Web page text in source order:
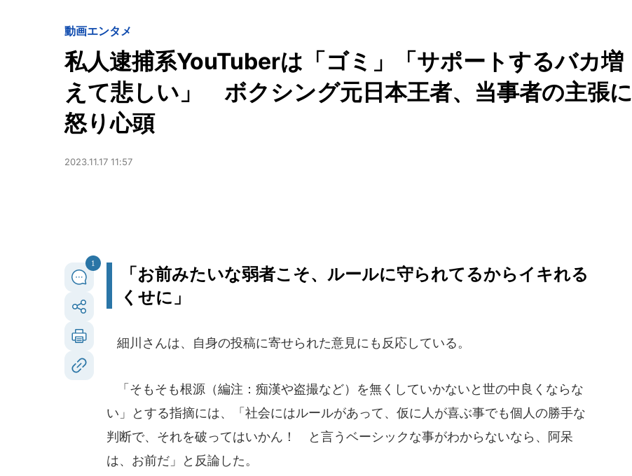
動画エンタメ
私人逮捕系YouTuberは「ゴミ」「サポートするバカ増
えて悲しい」 ボクシング元日本王者、当事者の主張に
怒り心頭
2023.11.17 11:57
1
「お前みたいな弱者こそ、ルールに守られてるからイキれる
くせに」
細川さんは、自身の投稿に寄せられた意見にも反応している。
「そもそも根源（編注：痴漢や盗撮など）を無くしていかないと世の中良くならな
い」とする指摘には、「社会にはルールがあって、仮に人が喜ぶ事でも個人の勝手な
判断で、それを破ってはいかん！ と言うベーシックな事がわからないなら、阿呆
は、お前だ」と反論した。